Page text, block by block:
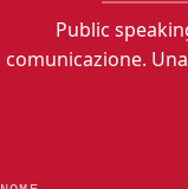
Public
comunicazione.